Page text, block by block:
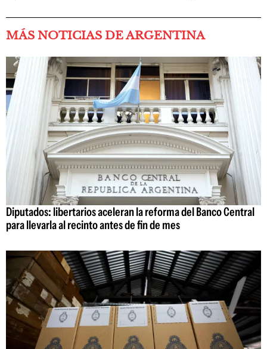
MÁS NOTICIAS DE ARGENTINA
Diputados: libertarios aceleran la reforma del Banco Central
para llevarla al recinto antes de fin de mes